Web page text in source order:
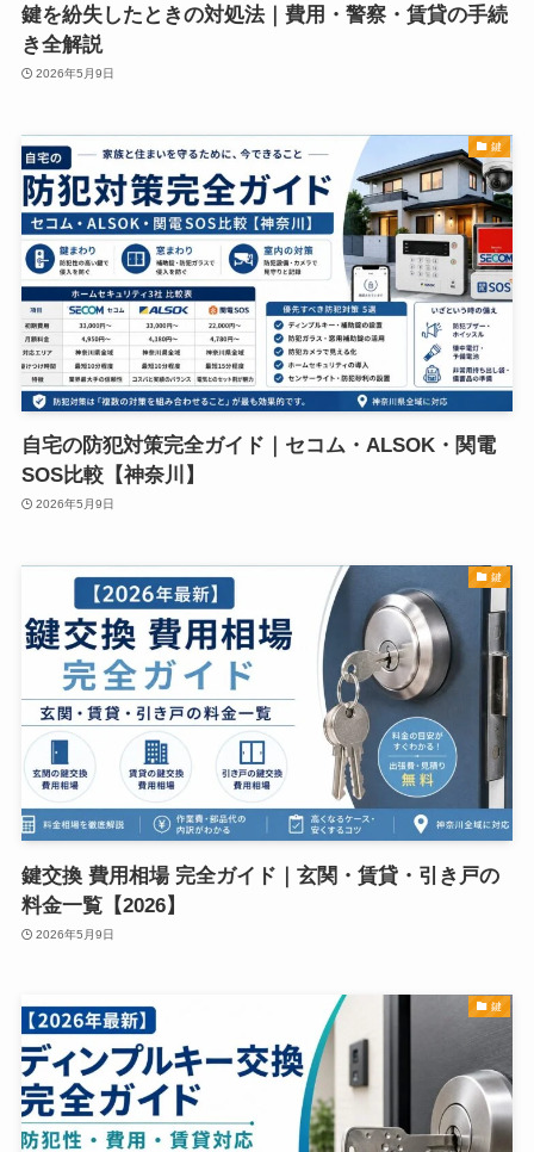
鍵を紛失したときの対処法｜費用・警察・賃貸の手続
き全解説
2026年5月9日
鍵
自宅の防犯対策完全ガイド｜セコム・ALSOK・関電
SOS比較【神奈川】
2026年5月9日
鍵
鍵交換 費用相場 完全ガイド｜玄関・賃貸・引き戸の
料金一覧【2026】
2026年5月9日
鍵